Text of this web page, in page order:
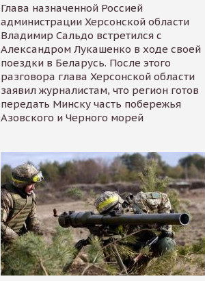
Глава назначенной Россией
администрации Херсонской области
Владимир Сальдо встретился с
Александром Лукашенко в ходе своей
поездки в Беларусь. После этого
разговора глава Херсонской области
заявил журналистам, что регион готов
передать Минску часть побережья
Азовского и Черного морей